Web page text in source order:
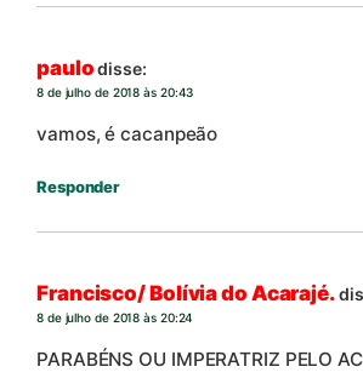
paulo disse:
8 de julho de 2018 às 20:43
vamos, é cacanpeão
Responder
Francisco/ Bolívia do Acarajé.
8 de julho de 2018 às 20:24
PARABÉNS OU IMPERATRIZ PELO